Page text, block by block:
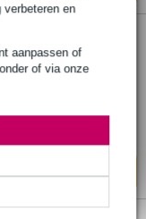
verbeteren en
aanpassen of
of via onze
60 cm